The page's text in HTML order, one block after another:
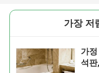
가장 저
가
석